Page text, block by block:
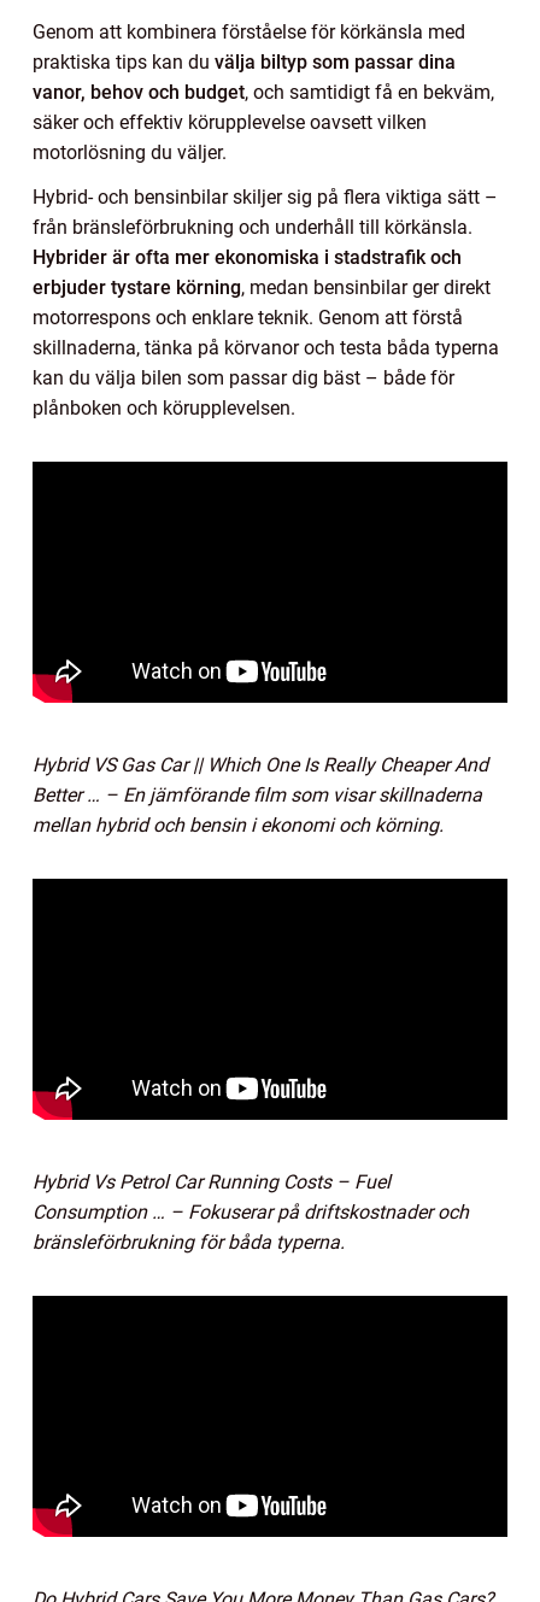
Genom att kombinera förståelse för körkänsla med
praktiska tips kan du välja biltyp som passar dina
vanor, behov och budget, och samtidigt få en bekväm,
säker och effektiv körupplevelse oavsett vilken
motorlösning du väljer.
Hybrid- och bensinbilar skiljer sig på flera viktiga sätt –
från bränsleförbrukning och underhåll till körkänsla.
Hybrider är ofta mer ekonomiska i stadstrafik och
erbjuder tystare körning, medan bensinbilar ger direkt
motorrespons och enklare teknik. Genom att förstå
skillnaderna, tänka på körvanor och testa båda typerna
kan du välja bilen som passar dig bäst – både för
plånboken och körupplevelsen.
Hybrid VS Gas Car || Which One Is Really Cheaper And
Better … – En jämförande film som visar skillnaderna
mellan hybrid och bensin i ekonomi och körning.
Hybrid Vs Petrol Car Running Costs – Fuel
Consumption … – Fokuserar på driftskostnader och
bränsleförbrukning för båda typerna.